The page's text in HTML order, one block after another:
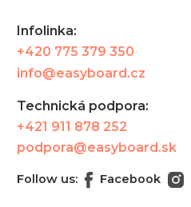
Infolinka:
+420 775 379 350
info@easyboard.cz
Technická podpora:
+421 911 878 252
podpora@easyboard.sk
Follow us: Facebook